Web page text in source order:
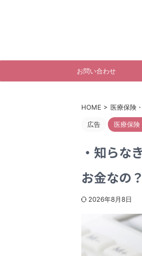
お問い合わせ
HOME > 医療保険
広告 医療保険
・知らな
お金なの？
2026年8月8日